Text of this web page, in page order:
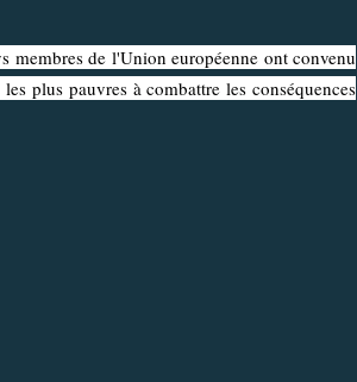
de l'Union européenne ont convenu
plus pauvres à combattre les conséquences